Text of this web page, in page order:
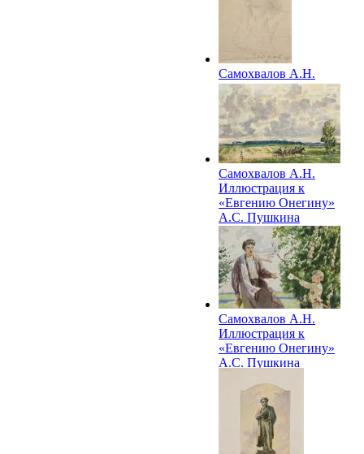
Самохвалов А.Н.
Набросок
иллюстрации к
«Евгению Онегину»
А.С. Пушкина
Самохвалов А.Н.
Иллюстрация к
«Евгению Онегину»
А.С. Пушкина
Самохвалов А.Н.
Иллюстрация к
«Евгению Онегину»
А.С. Пушкина